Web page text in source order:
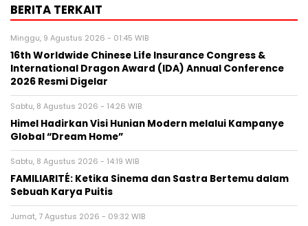
BERITA TERKAIT
Minggu, 9 Agustus 2026 - 01:45 WIB
16th Worldwide Chinese Life Insurance Congress &
International Dragon Award (IDA) Annual Conference
2026 Resmi Digelar
Sabtu, 8 Agustus 2026 - 14:26 WIB
Himel Hadirkan Visi Hunian Modern melalui Kampanye
Global “Dream Home”
Sabtu, 8 Agustus 2026 - 14:19 WIB
FAMILIARITÉ: Ketika Sinema dan Sastra Bertemu dalam
Sebuah Karya Puitis
Jumat, 7 Agustus 2026 - 09:32 WIB